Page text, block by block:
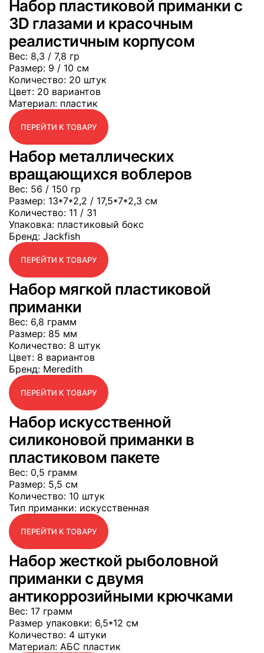
Набор пластиковой приманки с
3D глазами и красочным
реалистичным корпусом
Вес: 8,3 / 7,8 гр
Размер: 9 / 10 см
Количество: 20 штук
Цвет: 20 вариантов
Материал: пластик
ПЕРЕЙТИ К ТОВАРУ
Набор металлических
вращающихся воблеров
Вес: 56 / 150 гр
Размер: 13*7*2,2 / 17,5*7*2,3 см
Количество: 11 / 31
Упаковка: пластиковый бокс
Бренд: Jackfish
ПЕРЕЙТИ К ТОВАРУ
Набор мягкой пластиковой
приманки
Вес: 6,8 грамм
Размер: 85 мм
Количество: 8 штук
Цвет: 8 вариантов
Бренд: Meredith
ПЕРЕЙТИ К ТОВАРУ
Набор искусственной
силиконовой приманки в
пластиковом пакете
Вес: 0,5 грамм
Размер: 5,5 см
Количество: 10 штук
Тип приманки: искусственная
ПЕРЕЙТИ К ТОВАРУ
Набор жесткой рыболовной
приманки с двумя
антикоррозийными крючками
Вес: 17 грамм
Размер упаковки: 6,5*12 см
Количество: 4 штуки
Материал: АБС пластик